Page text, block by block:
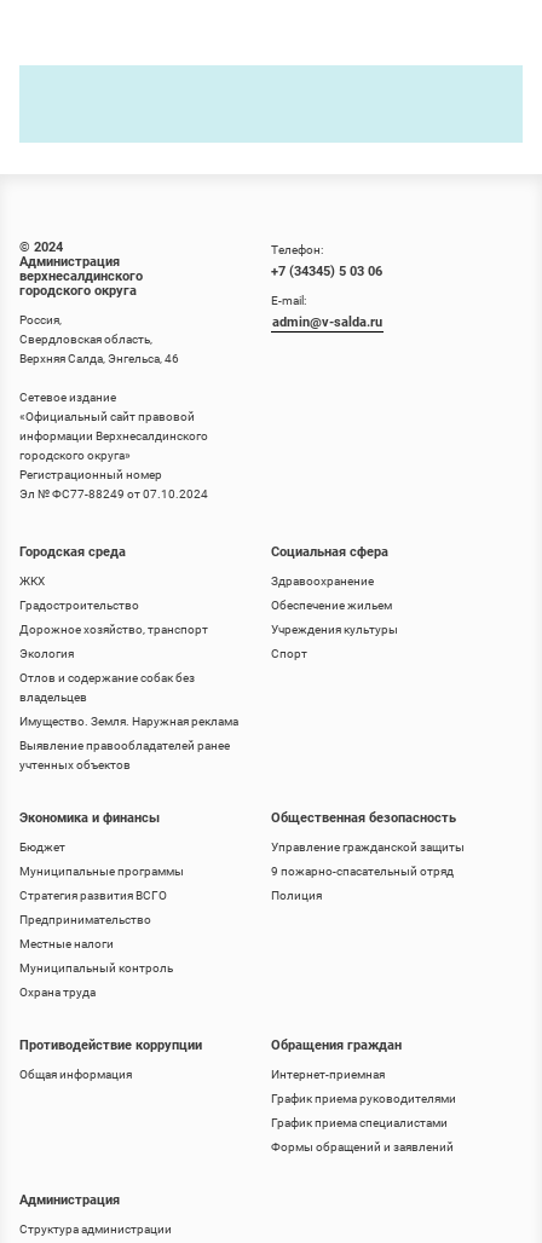
© 2024
Администрация
верхнесалдинского
городского округа
Россия,
Свердловская область,
Верхняя Салда, Энгельса, 46
Сетевое издание
«Официальный сайт правовой
информации Верхнесалдинского
городского округа»
Регистрационный номер
Эл № ФС77-88249 от 07.10.2024
Городская среда
ЖКХ
Градостроительство
Дорожное хозяйство, транспорт
Экология
Отлов и содержание собак без
владельцев
Имущество. Земля. Наружная реклама
Выявление правообладателей ранее
учтенных объектов
Социальная сфера
Здравоохранение
Обеспечение жильем
Учреждения культуры
Спорт
Телефон:
+7 (34345) 5 03 06
E-mail:
admin@v-salda.ru
Экономика и финансы
Бюджет
Муниципальные программы
Стратегия развития ВСГО
Предпринимательство
Местные налоги
Муниципальный контроль
Охрана труда
Общественная безопасность
Управление гражданской защиты
9 пожарно-спасательный отряд
Полиция
Противодействие коррупции
Общая информация
Обращения граждан
Интернет-приемная
График приема руководителями
График приема специалистами
Формы обращений и заявлений
Администрация
Структура администрации